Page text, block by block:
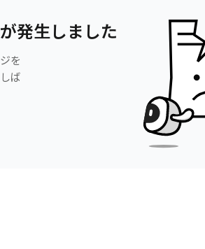
発生しました
を
ば